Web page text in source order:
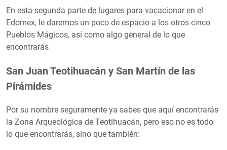
En esta segunda parte de lugares para vacacionar en el
Edomex, le daremos un poco de espacio a los otros cinco
Pueblos Mágicos, así como algo general de lo que
encontrarás
San Juan Teotihuacán y San Martín de las
Pirámides
Por su nombre seguramente ya sabes que aquí encontrarás
la Zona Arqueológica de Teotihuacán, pero eso no es todo
lo que encontrarás, sino que también: